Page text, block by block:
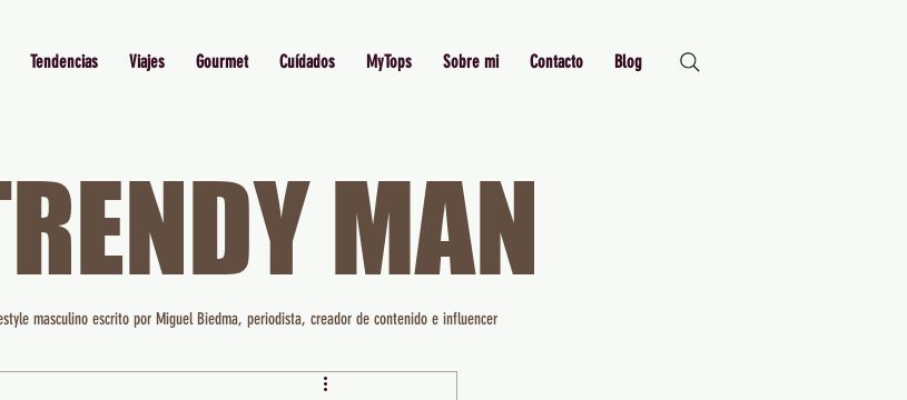
Tendencias Viajes Gourmet Cuídados MyTops Sobre mi Contacto Blog
masculino escrito por Miguel Biedma, periodista, creador de contenido e influencer
MAN